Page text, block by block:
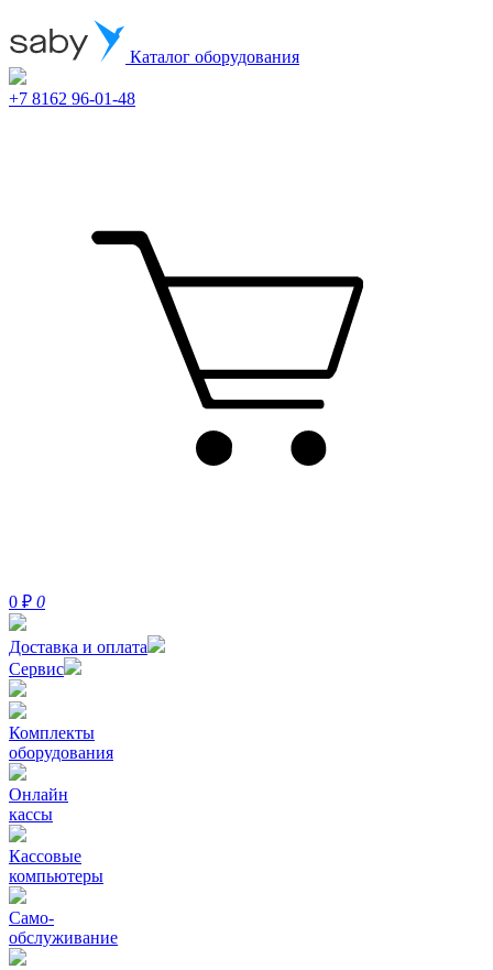
Каталог оборудования
+7 8162 96-01-48
0 ₽ 0
Доставка и оплата
Сервис
Комплекты
оборудования
Онлайн
кассы
Кассовые
компьютеры
Само-
обслуживание